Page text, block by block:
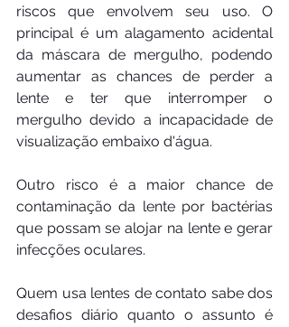
riscos que envolvem seu uso. O
principal é um alagamento acidental
da máscara de mergulho, podendo
aumentar as chances de perder a
lente e ter que interromper o
mergulho devido a incapacidade de
visualização embaixo d'água.
Outro risco é a maior chance de
contaminação da lente por bactérias
que possam se alojar na lente e gerar
infecções oculares.
Quem usa lentes de contato sabe dos
desafios diário quanto o assunto é